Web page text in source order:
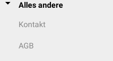
Alles andere
Kontakt
AGB